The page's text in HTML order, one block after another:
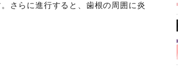
さらに進行すると、歯根の周囲に炎